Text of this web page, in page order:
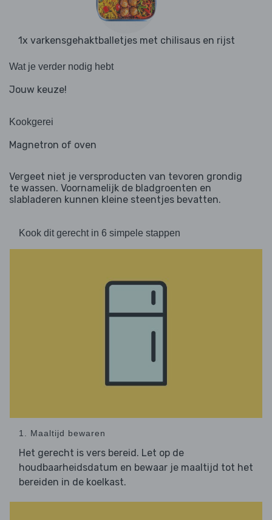
1x varkensgehaktballetjes met chilisaus en rijst
Wat je verder nodig hebt
Jouw keuze!
Kookgerei
Magnetron of oven
Vergeet niet je versproducten van tevoren grondig
te wassen. Voornamelijk de bladgroenten en
slabladeren kunnen kleine steentjes bevatten.
Kook dit gerecht in 6 simpele stappen
1. Maaltijd bewaren
Het gerecht is vers bereid. Let op de
houdbaarheidsdatum en bewaar je maaltijd tot het
bereiden in de koelkast.